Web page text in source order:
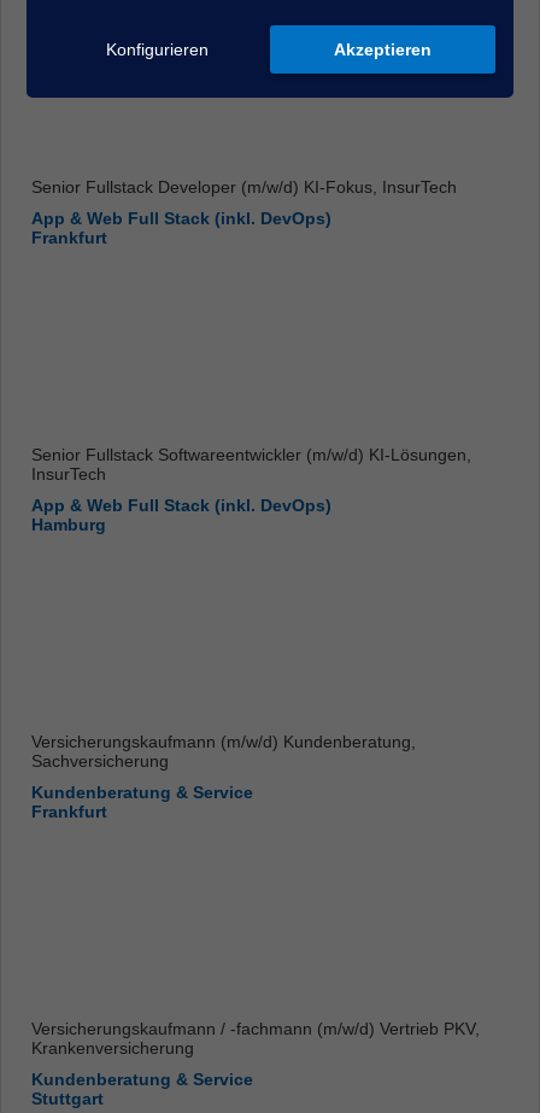
Senior Fullstack Developer (m/w/d) KI-Fokus, InsurTech
App & Web Full Stack (inkl. DevOps)
Frankfurt
Senior Fullstack Softwareentwickler (m/w/d) KI-Lösungen,
InsurTech
App & Web Full Stack (inkl. DevOps)
Hamburg
Versicherungskaufmann (m/w/d) Kundenberatung,
Sachversicherung
Kundenberatung & Service
Frankfurt
Versicherungskaufmann / -fachmann (m/w/d) Vertrieb PKV,
Krankenversicherung
Kundenberatung & Service
Stuttgart
Konfigurieren Akzeptieren